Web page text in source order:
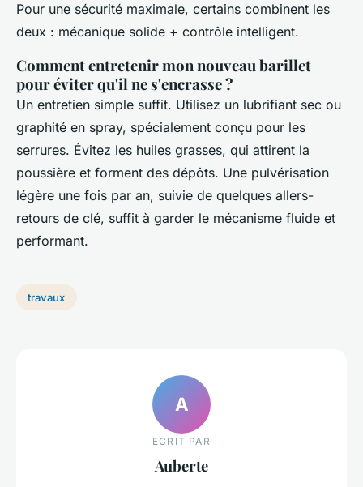
Pour une sécurité maximale, certains combinent les
deux : mécanique solide + contrôle intelligent.
Comment entretenir mon nouveau barillet
pour éviter qu'il ne s'encrasse ?
Un entretien simple suffit. Utilisez un lubrifiant sec ou
graphité en spray, spécialement conçu pour les
serrures. Évitez les huiles grasses, qui attirent la
poussière et forment des dépôts. Une pulvérisation
légère une fois par an, suivie de quelques allers-
retours de clé, suffit à garder le mécanisme fluide et
performant.
travaux
A
ECRIT PAR
Auberte